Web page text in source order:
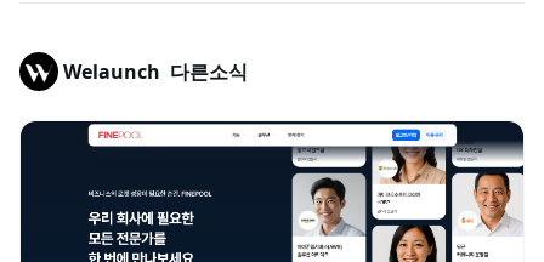
Welaunch 다른소식